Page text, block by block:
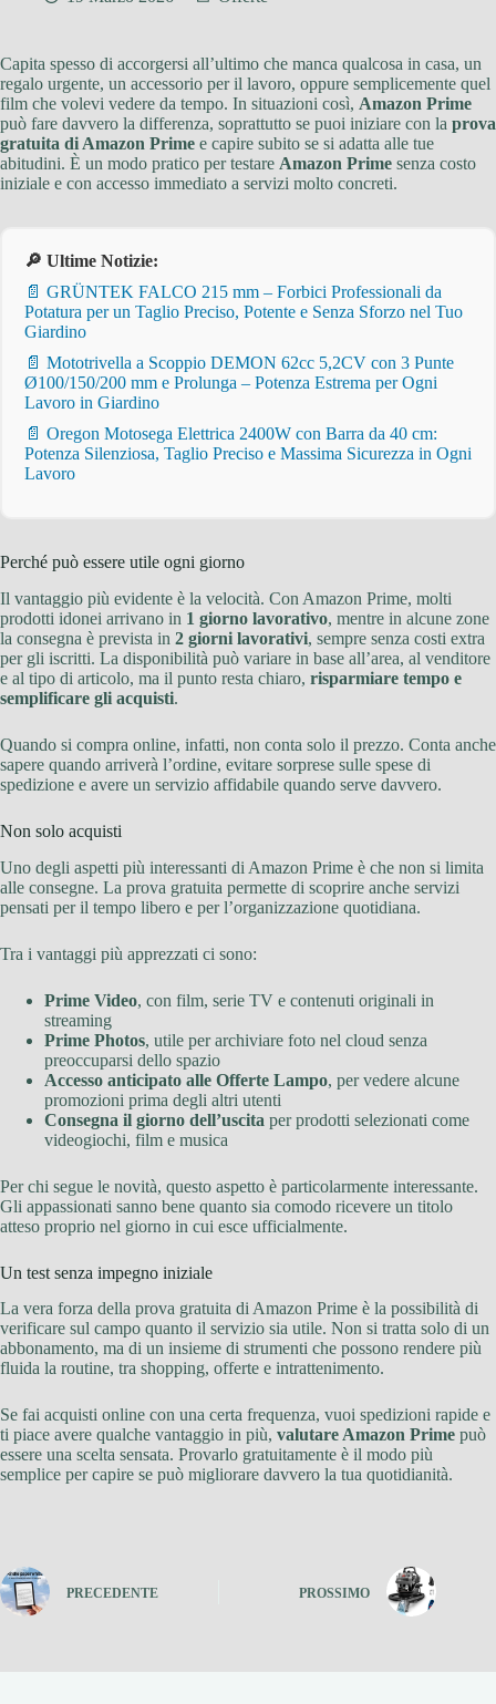
Capita spesso di accorgersi all’ultimo che manca qualcosa in casa, un
regalo urgente, un accessorio per il lavoro, oppure semplicemente quel
film che volevi vedere da tempo. In situazioni così, Amazon Prime
può fare davvero la differenza, soprattutto se puoi iniziare con la prova
gratuita di Amazon Prime e capire subito se si adatta alle tue
abitudini. È un modo pratico per testare Amazon Prime senza costo
iniziale e con accesso immediato a servizi molto concreti.
🔎 Ultime Notizie:
📄 GRÜNTEK FALCO 215 mm – Forbici Professionali da
Potatura per un Taglio Preciso, Potente e Senza Sforzo nel Tuo
Giardino
📄 Mototrivella a Scoppio DEMON 62cc 5,2CV con 3 Punte
Ø100/150/200 mm e Prolunga – Potenza Estrema per Ogni
Lavoro in Giardino
📄 Oregon Motosega Elettrica 2400W con Barra da 40 cm:
Potenza Silenziosa, Taglio Preciso e Massima Sicurezza in Ogni
Lavoro
Perché può essere utile ogni giorno
Il vantaggio più evidente è la velocità. Con Amazon Prime, molti
prodotti idonei arrivano in 1 giorno lavorativo, mentre in alcune zone
la consegna è prevista in 2 giorni lavorativi, sempre senza costi extra
per gli iscritti. La disponibilità può variare in base all’area, al venditore
e al tipo di articolo, ma il punto resta chiaro, risparmiare tempo e
semplificare gli acquisti.
Quando si compra online, infatti, non conta solo il prezzo. Conta anche
sapere quando arriverà l’ordine, evitare sorprese sulle spese di
spedizione e avere un servizio affidabile quando serve davvero.
Non solo acquisti
Uno degli aspetti più interessanti di Amazon Prime è che non si limita
alle consegne. La prova gratuita permette di scoprire anche servizi
pensati per il tempo libero e per l’organizzazione quotidiana.
Tra i vantaggi più apprezzati ci sono:
Prime Video, con film, serie TV e contenuti originali in
streaming
Prime Photos, utile per archiviare foto nel cloud senza
preoccuparsi dello spazio
Accesso anticipato alle Offerte Lampo, per vedere alcune
promozioni prima degli altri utenti
Consegna il giorno dell’uscita per prodotti selezionati come
videogiochi, film e musica
Per chi segue le novità, questo aspetto è particolarmente interessante.
Gli appassionati sanno bene quanto sia comodo ricevere un titolo
atteso proprio nel giorno in cui esce ufficialmente.
Un test senza impegno iniziale
La vera forza della prova gratuita di Amazon Prime è la possibilità di
verificare sul campo quanto il servizio sia utile. Non si tratta solo di un
abbonamento, ma di un insieme di strumenti che possono rendere più
fluida la routine, tra shopping, offerte e intrattenimento.
Se fai acquisti online con una certa frequenza, vuoi spedizioni rapide e
ti piace avere qualche vantaggio in più, valutare Amazon Prime può
essere una scelta sensata. Provarlo gratuitamente è il modo più
semplice per capire se può migliorare davvero la tua quotidianità.
PRECEDENTE PROSSIMO